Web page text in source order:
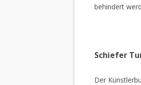
behindert
Schiefer
Der